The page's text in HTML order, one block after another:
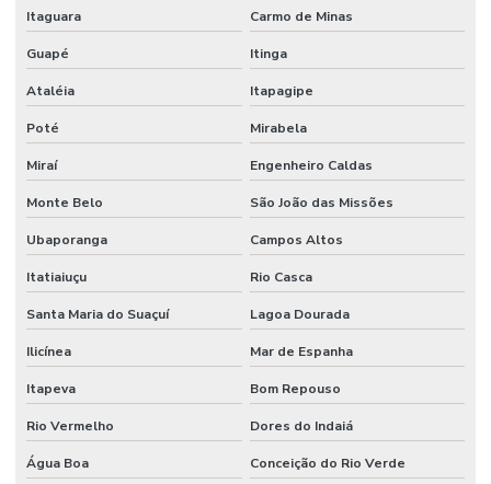
Itaguara Carmo de Minas
Guapé Itinga
Ataléia Itapagipe
Poté Mirabela
Miraí Engenheiro Caldas
Monte Belo São João das Missões
Ubaporanga Campos Altos
Itatiaiuçu Rio Casca
Santa Maria do Suaçuí Lagoa Dourada
Ilicínea Mar de Espanha
Itapeva Bom Repouso
Rio Vermelho Dores do Indaiá
Água Boa Conceição do Rio Verde